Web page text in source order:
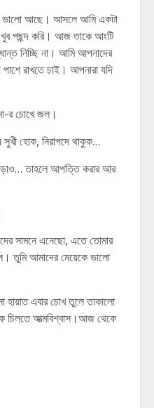
ভালো আছে। আসলে আমি একটা
খুব পছন্দ করি। আজ তাকে আংটি
নিচ্ছি না। আমি আপনাদের
পাশে রাখতে চাই। আপনারা যদি
র চোখে জল।
হোক, নিরাপদে থাকুক…
তাহলে আপত্তি করার আর
সামনে এনেছো, এতে তোমার
তুমি আমাদের মেয়েকে ভালো
হায়াত এবার চোখ তুলে তাকালো
চিলতে আত্মবিশ্বাস।আজ থেকে